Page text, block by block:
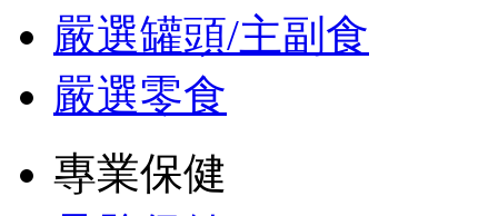
嚴選罐頭/主副食
嚴選零食
專業保健